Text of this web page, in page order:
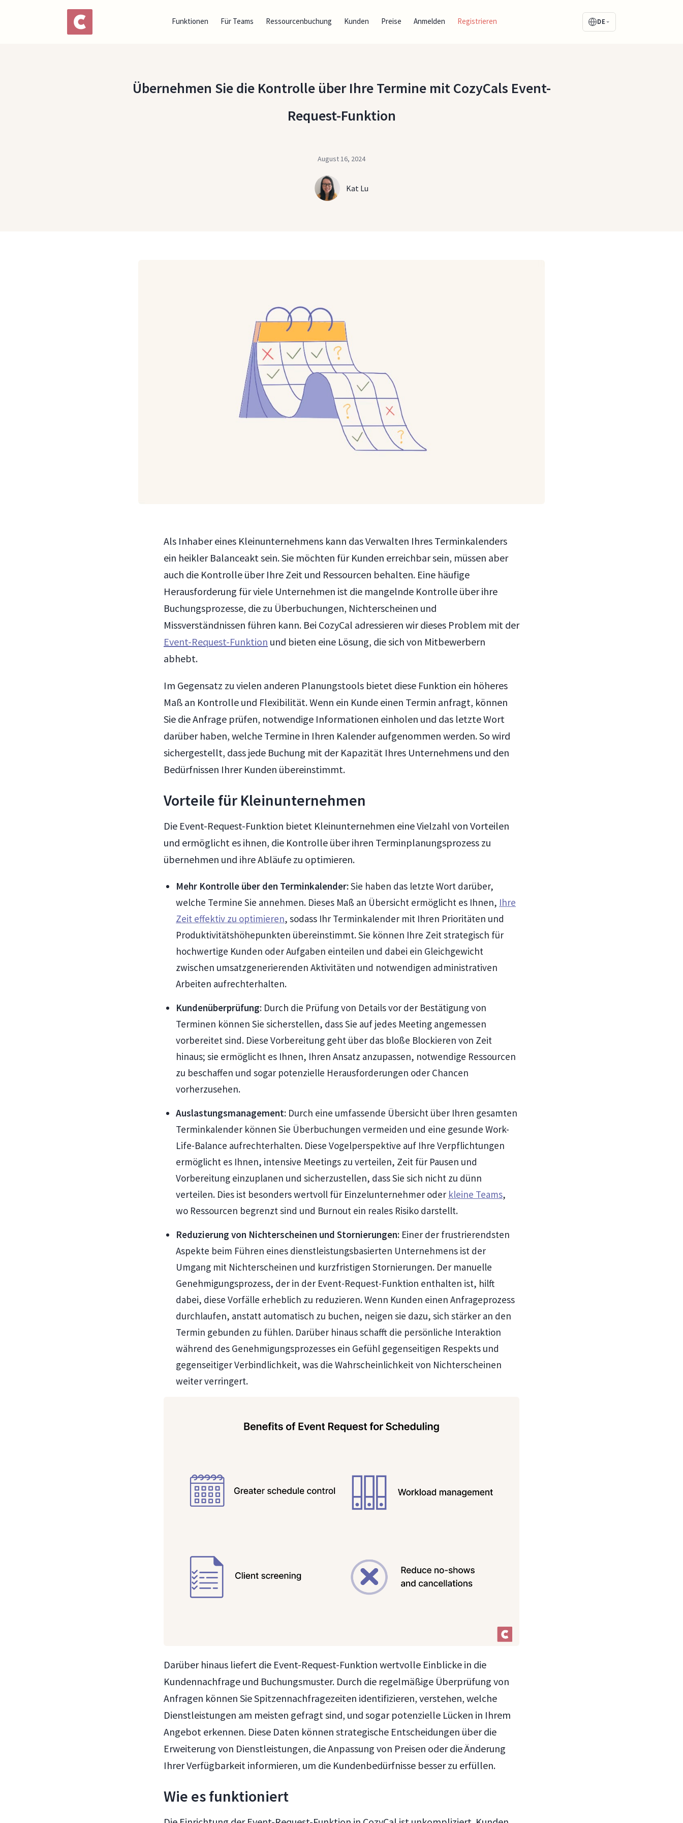
Funktionen Für Teams Ressourcenbuchung Kunden Preise Anmelden Registrieren DE
Übernehmen Sie die Kontrolle über Ihre Termine mit CozyCals Event-
Request-Funktion
August 16, 2024
Kat Lu
Als Inhaber eines Kleinunternehmens kann das Verwalten Ihres Terminkalenders
ein heikler Balanceakt sein. Sie möchten für Kunden erreichbar sein, müssen aber
auch die Kontrolle über Ihre Zeit und Ressourcen behalten. Eine häufige
Herausforderung für viele Unternehmen ist die mangelnde Kontrolle über ihre
Buchungsprozesse, die zu Überbuchungen, Nichterscheinen und
Missverständnissen führen kann. Bei CozyCal adressieren wir dieses Problem mit der
Event-Request-Funktion und bieten eine Lösung, die sich von Mitbewerbern
abhebt.
Im Gegensatz zu vielen anderen Planungstools bietet diese Funktion ein höheres
Maß an Kontrolle und Flexibilität. Wenn ein Kunde einen Termin anfragt, können
Sie die Anfrage prüfen, notwendige Informationen einholen und das letzte Wort
darüber haben, welche Termine in Ihren Kalender aufgenommen werden. So wird
sichergestellt, dass jede Buchung mit der Kapazität Ihres Unternehmens und den
Bedürfnissen Ihrer Kunden übereinstimmt.
Vorteile für Kleinunternehmen
Die Event-Request-Funktion bietet Kleinunternehmen eine Vielzahl von Vorteilen
und ermöglicht es ihnen, die Kontrolle über ihren Terminplanungsprozess zu
übernehmen und ihre Abläufe zu optimieren.
Mehr Kontrolle über den Terminkalender:Sie haben das letzte Wort darüber,
welche Termine Sie annehmen. Dieses Maß an Übersicht ermöglicht es Ihnen, Ihre
Zeit effektiv zu optimieren, sodass Ihr Terminkalender mit Ihren Prioritäten und
Produktivitätshöhepunkten übereinstimmt. Sie können Ihre Zeit strategisch für
hochwertige Kunden oder Aufgaben einteilen und dabei ein Gleichgewicht
zwischen umsatzgenerierenden Aktivitäten und notwendigen administrativen
Arbeiten aufrechterhalten.
Kundenüberprüfung: Durch die Prüfung von Details vor der Bestätigung von
Terminen können Sie sicherstellen, dass Sie auf jedes Meeting angemessen
vorbereitet sind. Diese Vorbereitung geht über das bloße Blockieren von Zeit
hinaus; sie ermöglicht es Ihnen, Ihren Ansatz anzupassen, notwendige Ressourcen
zu beschaffen und sogar potenzielle Herausforderungen oder Chancen
vorherzusehen.
Auslastungsmanagement: Durch eine umfassende Übersicht über Ihren gesamten
Terminkalender können Sie Überbuchungen vermeiden und eine gesunde Work-
Life-Balance aufrechterhalten. Diese Vogelperspektive auf Ihre Verpflichtungen
ermöglicht es Ihnen, intensive Meetings zu verteilen, Zeit für Pausen und
Vorbereitung einzuplanen und sicherzustellen, dass Sie sich nicht zu dünn
verteilen. Dies ist besonders wertvoll für Einzelunternehmer oder kleine Teams,
wo Ressourcen begrenzt sind und Burnout ein reales Risiko darstellt.
Reduzierung von Nichterscheinen und Stornierungen: Einer der frustrierendsten
Aspekte beim Führen eines dienstleistungsbasierten Unternehmens ist der
Umgang mit Nichterscheinen und kurzfristigen Stornierungen. Der manuelle
Genehmigungsprozess, der in der Event-Request-Funktion enthalten ist, hilft
dabei, diese Vorfälle erheblich zu reduzieren. Wenn Kunden einen Anfrageprozess
durchlaufen, anstatt automatisch zu buchen, neigen sie dazu, sich stärker an den
Termin gebunden zu fühlen. Darüber hinaus schafft die persönliche Interaktion
während des Genehmigungsprozesses ein Gefühl gegenseitigen Respekts und
gegenseitiger Verbindlichkeit, was die Wahrscheinlichkeit von Nichterscheinen
weiter verringert.
Darüber hinaus liefert die Event-Request-Funktion wertvolle Einblicke in die
Kundennachfrage und Buchungsmuster. Durch die regelmäßige Überprüfung von
Anfragen können Sie Spitzennachfragezeiten identifizieren, verstehen, welche
Dienstleistungen am meisten gefragt sind, und sogar potenzielle Lücken in Ihrem
Angebot erkennen. Diese Daten können strategische Entscheidungen über die
Erweiterung von Dienstleistungen, die Anpassung von Preisen oder die Änderung
Ihrer Verfügbarkeit informieren, um die Kundenbedürfnisse besser zu erfüllen.
Wie es funktioniert